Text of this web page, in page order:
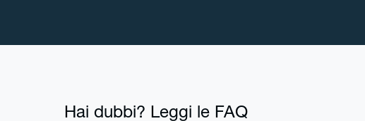
Hai dubbi? Leggi le FAQ